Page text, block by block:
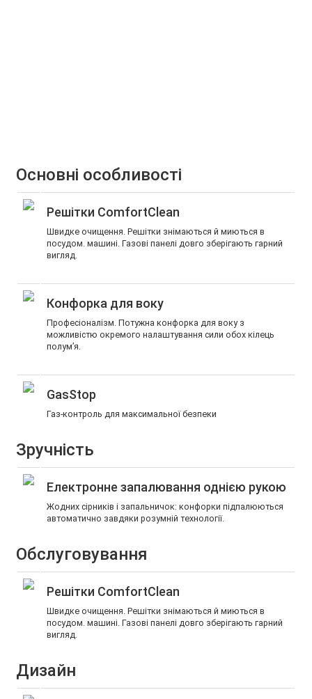
Основні особливості
Решітки ComfortClean
Швидке очищення. Решітки знімаються й миються в
посудом. машині. Газові панелі довго зберігають гарний
вигляд.
Конфорка для воку
Професіоналізм. Потужна конфорка для воку з
можливістю окремого налаштування сили обох кілець
полум’я.
GasStop
Газ-контроль для максимальної безпеки
Зручність
Електронне запалювання однією рукою
Жодних сірників і запальничок: конфорки підпалюються
автоматично завдяки розумній технології.
Обслуговування
Решітки ComfortClean
Швидке очищення. Решітки знімаються й миються в
посудом. машині. Газові панелі довго зберігають гарний
вигляд.
Дизайн